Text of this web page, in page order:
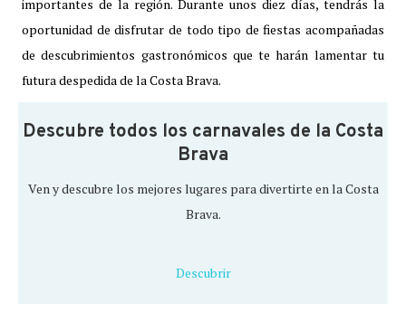
importantes de la región. Durante unos diez días, tendrás la
oportunidad de disfrutar de todo tipo de fiestas acompañadas
de descubrimientos gastronómicos que te harán lamentar tu
futura despedida de la Costa Brava.
Descubre todos los carnavales de la Costa
Brava
Ven y descubre los mejores lugares para divertirte en la Costa
Brava.
Descubrir